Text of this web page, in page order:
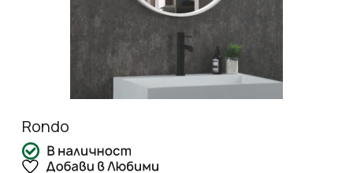
Rondo